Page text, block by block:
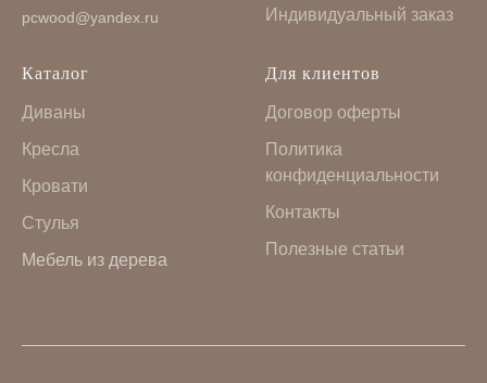
pcwood@yandex.ru
Индивидуальный заказ
Каталог
Диваны
Кресла
Кровати
Стулья
Мебель из дерева
Для клиентов
Договор оферты
Политика
конфиденциальности
Контакты
Полезные статьи